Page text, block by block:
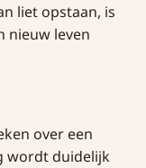
liet opstaan, is
nieuw leven
over een
wordt duidelijk